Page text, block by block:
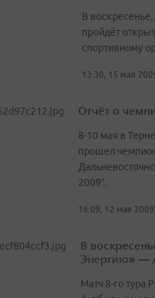
В
пройдёт
спортивному
13:30, 15 мая
Отчёт о
8-10 мая в
прошел
2009”.
16:09, 12 мая 2009
В
Энергию» —
Матч 8-го тура